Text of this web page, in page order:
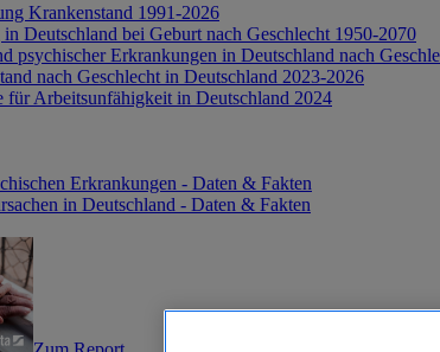
Krankenstand 1991-2026
Deutschland bei Geburt nach Geschlecht 1950-2070
psychischer Erkrankungen in Deutschland nach
nach Geschlecht in Deutschland 2023-2026
für Arbeitsunfähigkeit in Deutschland 2024
Erkrankungen - Daten & Fakten
in Deutschland - Daten & Fakten